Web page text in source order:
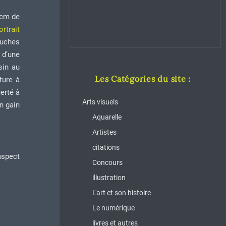
de
au
à
à
gain
Les Catégories du site :
Arts visuels
Aquarelle
Artistes
citations
Concours
illustration
L'art et son histoire
Le numérique
livres et autres